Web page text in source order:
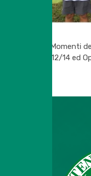
(Momenti
U12/14 ed